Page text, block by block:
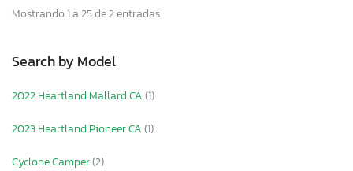
Mostrando 1 a 25 de 2 entradas
Search by Model
2022 Heartland Mallard CA(1)
2023 Heartland Pioneer CA(1)
Cyclone Camper(2)